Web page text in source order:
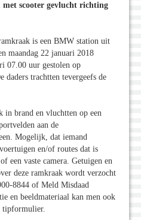
scooter gevlucht richting
is een BMW station uit
maandag 22 januari 2018
07.00 uur gestolen op
daders trachtten tevergeefs de
in brand en vluchtten op een
aan de
Mogelijk, dat iemand
en/of routes dat is
een vaste camera. Getuigen en
deze ramkraak wordt verzocht
8844 of Meld Misdaad
en beeldmateriaal kan men ook
tipformulier.